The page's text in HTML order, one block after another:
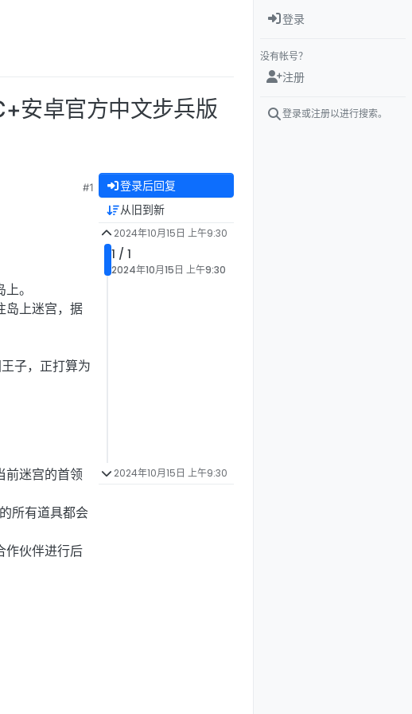
安卓官方中文步兵版
#1
。
岛上迷宫，据
子，正打算为
前迷宫的首领
所有道具都会
作伙伴进行后
登录后回复
从旧到新
2024年10月15日 上午9:30
1 / 1
2024年10月15日 上午9:30
2024年10月15日 上午9:30
登录
没有帐号？
注册
登录或注册以进行搜索。